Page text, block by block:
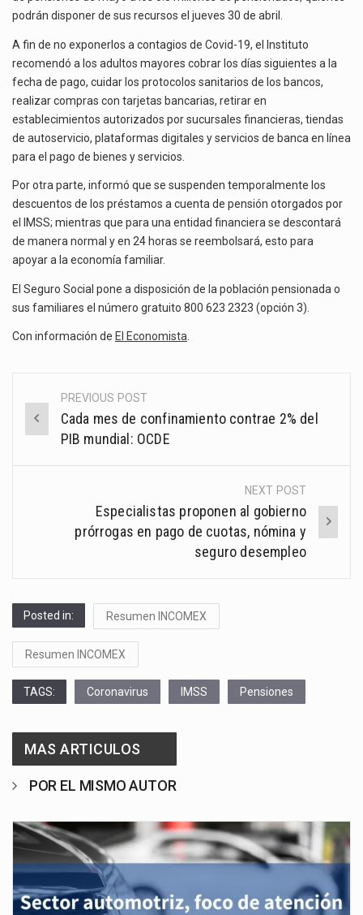
El Departamento de Agricultura de Estados Unidos (USDA) suspendió el 5 de agosto de 2026…
A
podrán disponer de sus recursos el jueves 30 de abril.
A fin de no exponerlos a contagios de Covid-19, el Instituto
recomendó a los adultos mayores cobrar los días siguientes a la
fecha de pago, cuidar los protocolos sanitarios de los bancos,
realizar compras con tarjetas bancarias, retirar en
establecimientos autorizados por sucursales financieras, tiendas
de autoservicio, plataformas digitales y servicios de banca en línea
para el pago de bienes y servicios.
Por otra parte, informó que se suspenden temporalmente los
descuentos de los préstamos a cuenta de pensión otorgados por
el IMSS; mientras que para una entidad financiera se descontará
de manera normal y en 24 horas se reembolsará, esto para
apoyar a la economía familiar.
El Seguro Social pone a disposición de la población pensionada o
sus familiares el número gratuito 800 623 2323 (opción 3).
Con información de El Economista.
Post
navigation
PREVIOUS POST
Cada mes de confinamiento contrae 2% del
PIB mundial: OCDE
NEXT POST
Especialistas proponen al gobierno
prórrogas en pago de cuotas, nómina y
seguro desempleo
Posted in: Resumen INCOMEX
Resumen INCOMEX
TAGS: Coronavirus IMSS Pensiones
MAS ARTICULOS
POR EL MISMO AUTOR